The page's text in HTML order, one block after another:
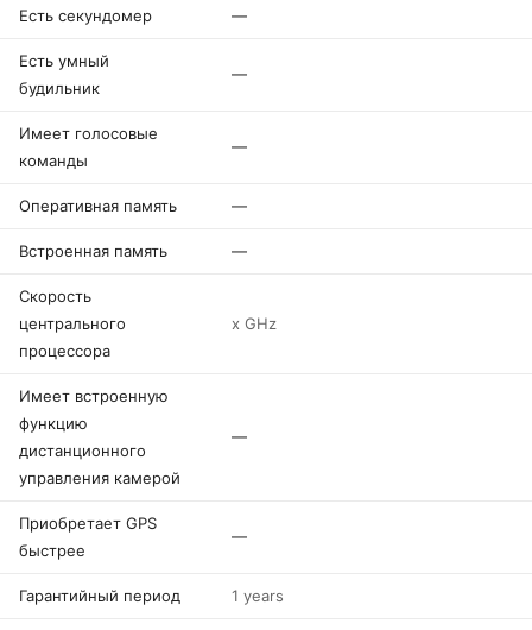
Есть секундомер —
Есть умный
будильник
—
Имеет голосовые
команды
—
Оперативная память —
Встроенная память —
Скорость
центрального
процессора
x GHz
Имеет встроенную
функцию
дистанционного
управления камерой
—
Приобретает GPS
быстрее
—
Гарантийный период 1 years